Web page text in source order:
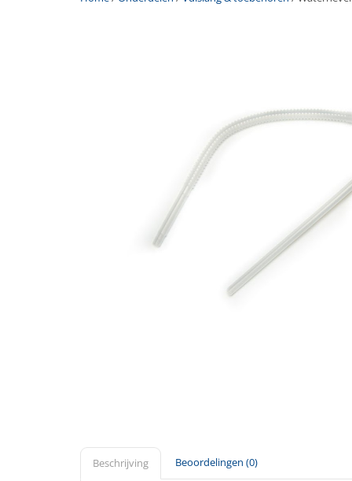
Beschrijving Beoordelingen (0)